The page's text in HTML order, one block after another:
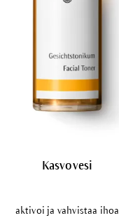
Kasvovesi
aktivoi ja vahvistaa ihoa